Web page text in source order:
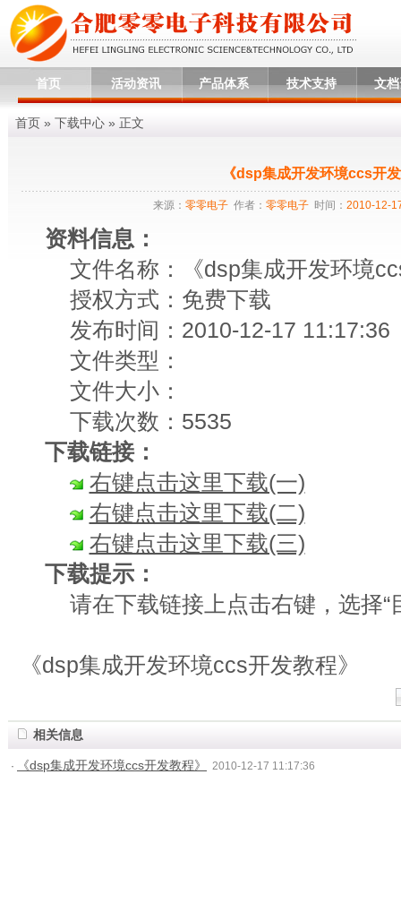
首页 活动资讯 产品体系 技术支持 文
首页 » 下载中心 » 正文
《dsp集成开发环境ccs开
来源： 零零电子 作者： 零零电子 时间： 2010-12-
资料信息：
文件名称：《dsp集成开发环境
授权方式：免费下载
发布时间：2010-12-17 11:17:36
文件类型：
文件大小：
下载次数：5535
下载链接：
右键点击这里下载(一)
右键点击这里下载(二)
右键点击这里下载(三)
下载提示：
请在下载链接上点击右键，选择“
《dsp集成开发环境ccs开发教程》
相关信息
· 《dsp集成开发环境ccs开发教程》 2010-12-17 11:17:36